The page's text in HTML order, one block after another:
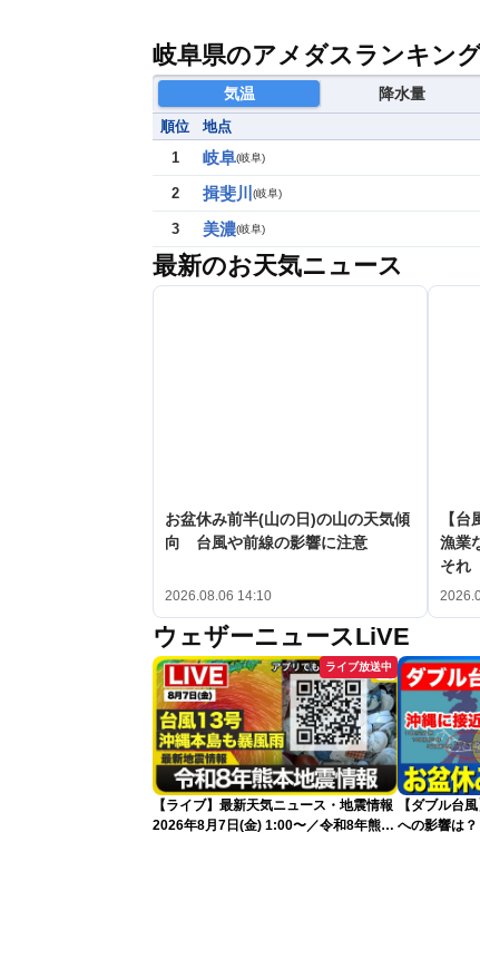
岐阜県のアメダスランキン
気温 降水量
順位 地点
1
岐阜(岐阜)
2 揖斐川 (岐阜)
3 美濃(岐阜)
最新のお天気ニュース
お盆休み前半(山の日)の山の天気傾
向 台風や前線の影響に注意
2026.08.06 14:10
【
漁業
それ
ウェザーニュースLiVE
ライブ放送中
【ライブ】最新天気ニュース・地震情報
2026年8月7日(金) 1:00〜／令和8年熊本
【ダブル台風】
への影響は？